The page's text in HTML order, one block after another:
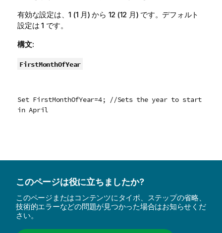
有効な設定は、1 (1 月) から 12 (12 月) です。デフォルト
設定は 1 です。
構文:
FirstMonthOfYear
Set FirstMonthOfYear=4; //Sets the year to start
in April
このページは役に立ちましたか?
このページまたはコンテンツにタイポ、ステップの省略、
技術的エラーなどの問題が見つかった場合はお知らせくだ
さい。